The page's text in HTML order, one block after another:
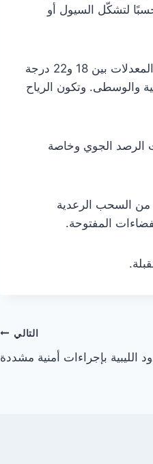
لتشكّل السيول أو
من ناحية درجات الحرارة، من المتوقع أن ترتفع بشكل نسبي مقارنة بالأيام الماضية، حيث ستتراوح أعلى المعدلات بين 18 و22 درجة
الساحلية والوسطى. وتكون الرياح
الرصد الجوي وخاصة
من السحب الرعدية
المفتوحة.
التالي
الليبية بإجراءات أمنية مشددة